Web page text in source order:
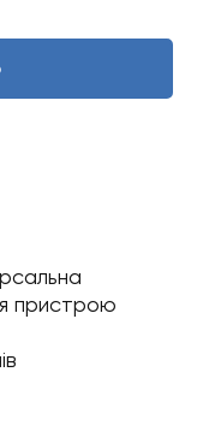
пристрою